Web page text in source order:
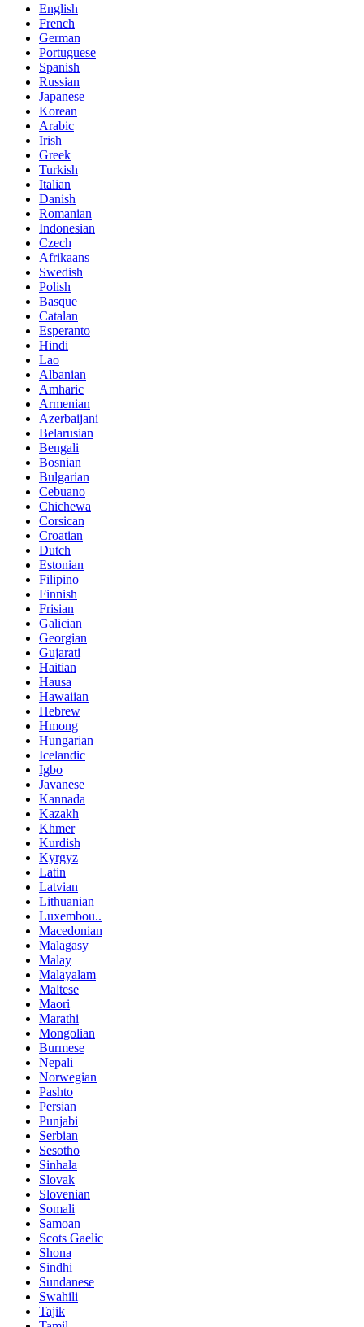
English
French
German
Portuguese
Spanish
Russian
Japanese
Korean
Arabic
Irish
Greek
Turkish
Italian
Danish
Romanian
Indonesian
Czech
Afrikaans
Swedish
Polish
Basque
Catalan
Esperanto
Hindi
Lao
Albanian
Amharic
Armenian
Azerbaijani
Belarusian
Bengali
Bosnian
Bulgarian
Cebuano
Chichewa
Corsican
Croatian
Dutch
Estonian
Filipino
Finnish
Frisian
Galician
Georgian
Gujarati
Haitian
Hausa
Hawaiian
Hebrew
Hmong
Hungarian
Icelandic
Igbo
Javanese
Kannada
Kazakh
Khmer
Kurdish
Kyrgyz
Latin
Latvian
Lithuanian
Luxembou..
Macedonian
Malagasy
Malay
Malayalam
Maltese
Maori
Marathi
Mongolian
Burmese
Nepali
Norwegian
Pashto
Persian
Punjabi
Serbian
Sesotho
Sinhala
Slovak
Slovenian
Somali
Samoan
Scots Gaelic
Shona
Sindhi
Sundanese
Swahili
Tajik